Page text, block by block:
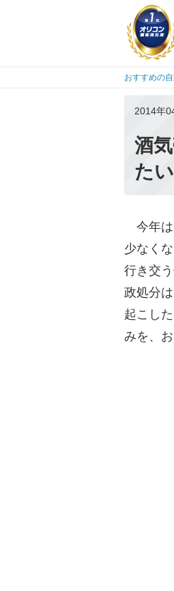
おすすめの
2014年
酒
た
今年は
少なく
行き交
政処分
起こし
みを、